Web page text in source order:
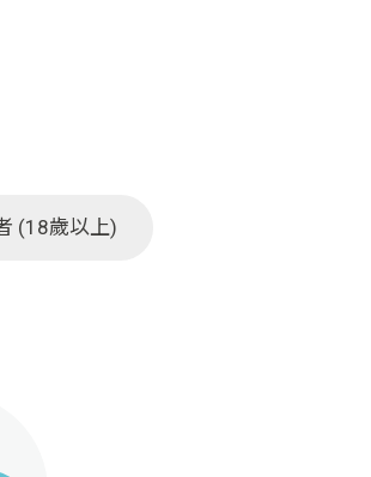
(18歲以上)